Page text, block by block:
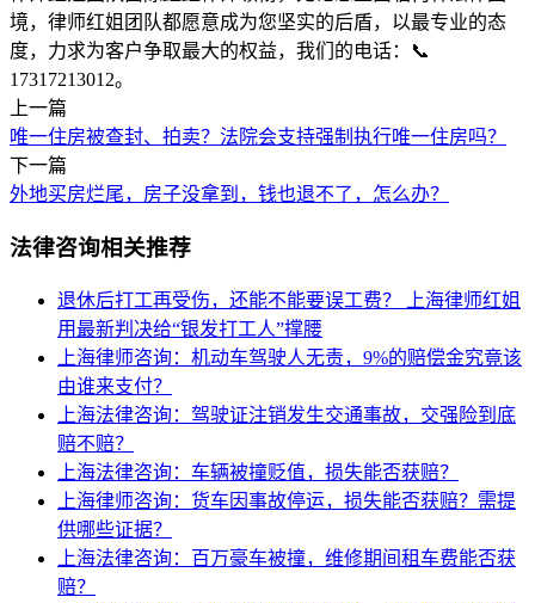
境，律师红姐团队都愿意成为您坚实的后盾，以最专业的态
度，力求为客户争取最大的权益，我们的电话：📞
17317213012。
上一篇
唯一住房被查封、拍卖？法院会支持强制执行唯一住房吗？
下一篇
外地买房烂尾，房子没拿到，钱也退不了，怎么办？
法律咨询相关推荐
退休后打工再受伤，还能不能要误工费？
上海律师红姐
用最新判决给“银发打工人”撑腰
上海律师咨询：机动车驾驶人无责，9%的赔偿金究竟该
由谁来支付？
上海法律咨询：驾驶证注销发生交通事故，交强险到底
赔不赔？
上海法律咨询：车辆被撞贬值，损失能否获赔？
上海律师咨询：货车因事故停运，损失能否获赔？需提
供哪些证据？
上海法律咨询：百万豪车被撞，维修期间租车费能否获
赔？